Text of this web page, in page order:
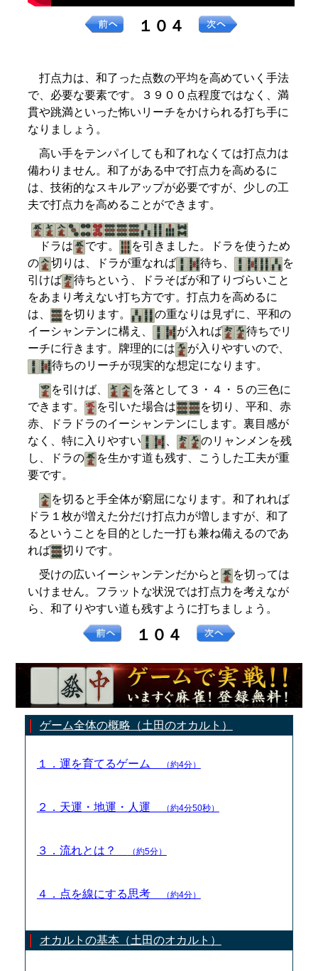
１０４
打点力は、和了った点数の平均を高めていく手法
で、必要な要素です。３９００点程度ではなく、満
貫や跳満といった怖いリーチをかけられる打ち手に
なりましょう。
高い手をテンパイしても和了れなくては打点力は
備わりません。和了がある中で打点力を高めるに
は、技術的なスキルアップが必要ですが、少しの工
夫で打点力を高めることができます。
ドラは です。
を引きました。ドラを使うため
の
切りは、ドラが重なれば 待ち、
を
引けば
待ちという、ドラそばが和了りづらいこと
をあまり考えない打ち方です。打点力を高めるに
は、
を切ります。
の重なりは見ずに、平和の
イーシャンテンに構え、
が入れば
待ちでリ
ーチに行きます。牌理的には
が入りやすいので、
待ちのリーチが現実的な想定になります。
を引けば、
を落として３・４・５の三色に
できます。
を引いた場合は
を切り、平和、赤
赤、ドラドラのイーシャンテンにします。裏目感が
なく、特に入りやすい
、
のリャンメンを残
し、ドラの
を生かす道も残す、こうした工夫が重
要です。
を切ると手全体が窮屈になります。和了れれば
ドラ１枚が増えた分だけ打点力が増しますが、和了
るということを目的とした一打も兼ね備えるのであ
れば
切りです。
受けの広いイーシャンテンだからと
を切っては
いけません。フラットな状況では打点力を考えなが
ら、和了りやすい道も残すように打ちましょう。
１０４
ゲーム全体の概略（土田のオカルト）
１．運を育てるゲーム （約4分）
２．天運・地運・人運 （約4分50秒）
３．流れとは？ （約5分）
４．点を線にする思考 （約4分）
オカルトの基本（土田のオカルト）